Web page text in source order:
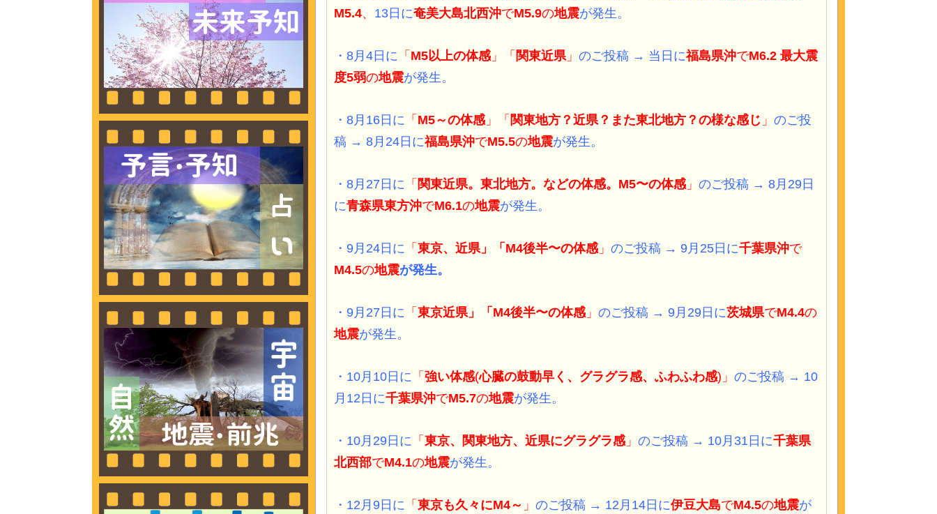
M5.4、 13日に奄美大島北西沖でM5.9の地震が発生。
・8月4日に 「 M5以上の体感」「 関東近県」 のご投稿 → 当日に福島県沖でM6.2 最大震
度5弱の地震が発生。
・8月16日に 「 M5～の体感」 「 関東地方？近県？また東北地方？の様な感じ 」 のご投
稿 → 8月24日に福島県沖でM5.5の地震が発生。
・8月27日に 「 関東近県。東北地方。などの体感。M5〜の体感」 のご投稿 → 8月29日
に青森県東方沖でM6.1の地震が発生。
・9月24日に 「 東京、近県」「M4後半〜の体感」 のご投稿 → 9月25日に千葉県沖で
M4.5の地震が発生。
・9月27日に 「 東京近県」「M4後半〜の体感」 のご投稿 → 9月29日に茨城県でM4.4の
地震が発生。
・10月10日に 「 強い体感(心臓の鼓動早く、 グラグラ感、 ふわふわ感)」 のご投稿 → 10
月12日に千葉県沖でM5.7の地震が発生。
・10月29日に 「 東京、関東地方、近県にグラグラ感」 のご投稿 → 10月31日に千葉県
北西部でM4.1の地震が発生。
・12月9日に 「 東京も久々にM4～ 」 のご投稿 → 12月14日に伊豆大島でM4.5の地震が